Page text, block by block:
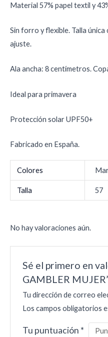
Material 57% papel textil y
Sin forro y flexible. Talla
ajuste.
Ala ancha: 8 centímetros.
Ideal para primavera
Protección solar UPF50+
Fabricado en España.
Colores
Talla 57
No hay valoraciones aún.
Sé el primero en
GAMBLER
Tu dirección de correo
Los campos obligatorios
Tu puntuación *